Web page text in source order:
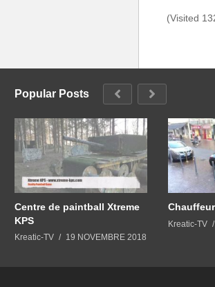
(Visited
Popular Posts
Centre de paintball Xtreme
KPS
Kreatic-TV 19 NOVEMBRE 2018
Kreatic-TV